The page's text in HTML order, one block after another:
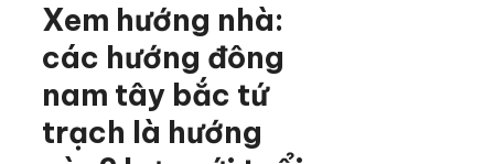
Xem hướng nhà:
các hướng đông
nam tây bắc tứ
trạch là hướng